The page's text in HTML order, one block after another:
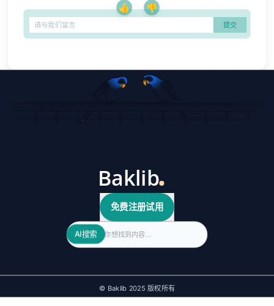
👍 👎
免费注册试用
Search
AI搜索
© Baklib 2025 版权所有